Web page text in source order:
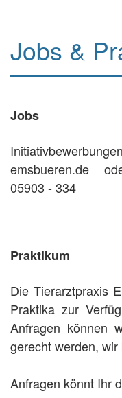
Jobs &
Jobs
emsbueren.de
05903 - 334
Praktikum
Die Tierarztpraxis
Praktika zur
Anfragen können
gerecht werden,
Anfragen könnt Ihr